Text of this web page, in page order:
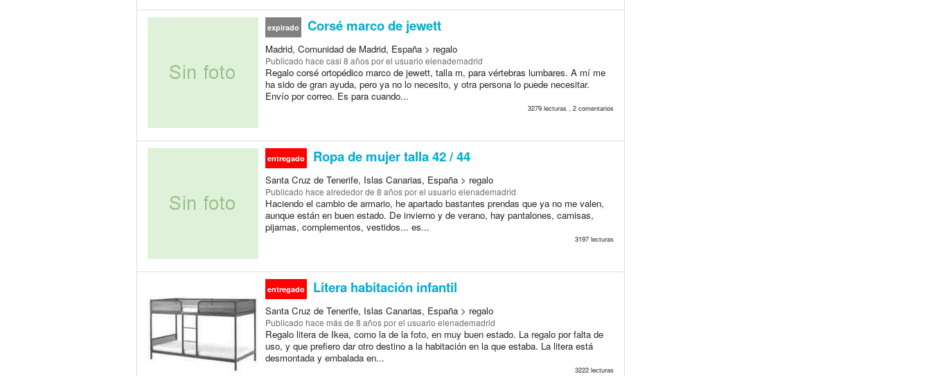
expirado Corsé marco de jewett
Madrid, Comunidad de Madrid, España > regalo
Publicado hace casi 8 añospor el usuario elenademadrid
Regalo corsé ortopédico marco de jewett, talla m, para vértebras lumbares. A mí me
ha sido de gran ayuda, pero ya no lo necesito, y otra persona lo puede necesitar.
Envío por correo. Es para cuando...
3279 lecturas , 2 comentarios
entregado Ropa de mujer talla 42 / 44
Santa Cruz de Tenerife, Islas Canarias, España > regalo
Publicado hace alrededor de 8 añospor el usuario elenademadrid
Haciendo el cambio de armario, he apartado bastantes prendas que ya no me valen,
aunque están en buen estado. De invierno y de verano, hay pantalones, camisas,
pijamas, complementos, vestidos... es...
3197 lecturas
entregado Litera habitación infantil
Santa Cruz de Tenerife, Islas Canarias, España > regalo
Publicado hace más de 8 añospor el usuario elenademadrid
Regalo litera de Ikea, como la de la foto, en muy buen estado. La regalo por falta de
uso, y que prefiero dar otro destino a la habitación en la que estaba. La litera está
desmontada y embalada en...
3222 lecturas